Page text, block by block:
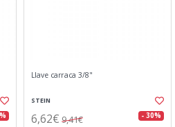
Llave carraca 3/8"
STEIN
6,62€ 9,41€ - 30%